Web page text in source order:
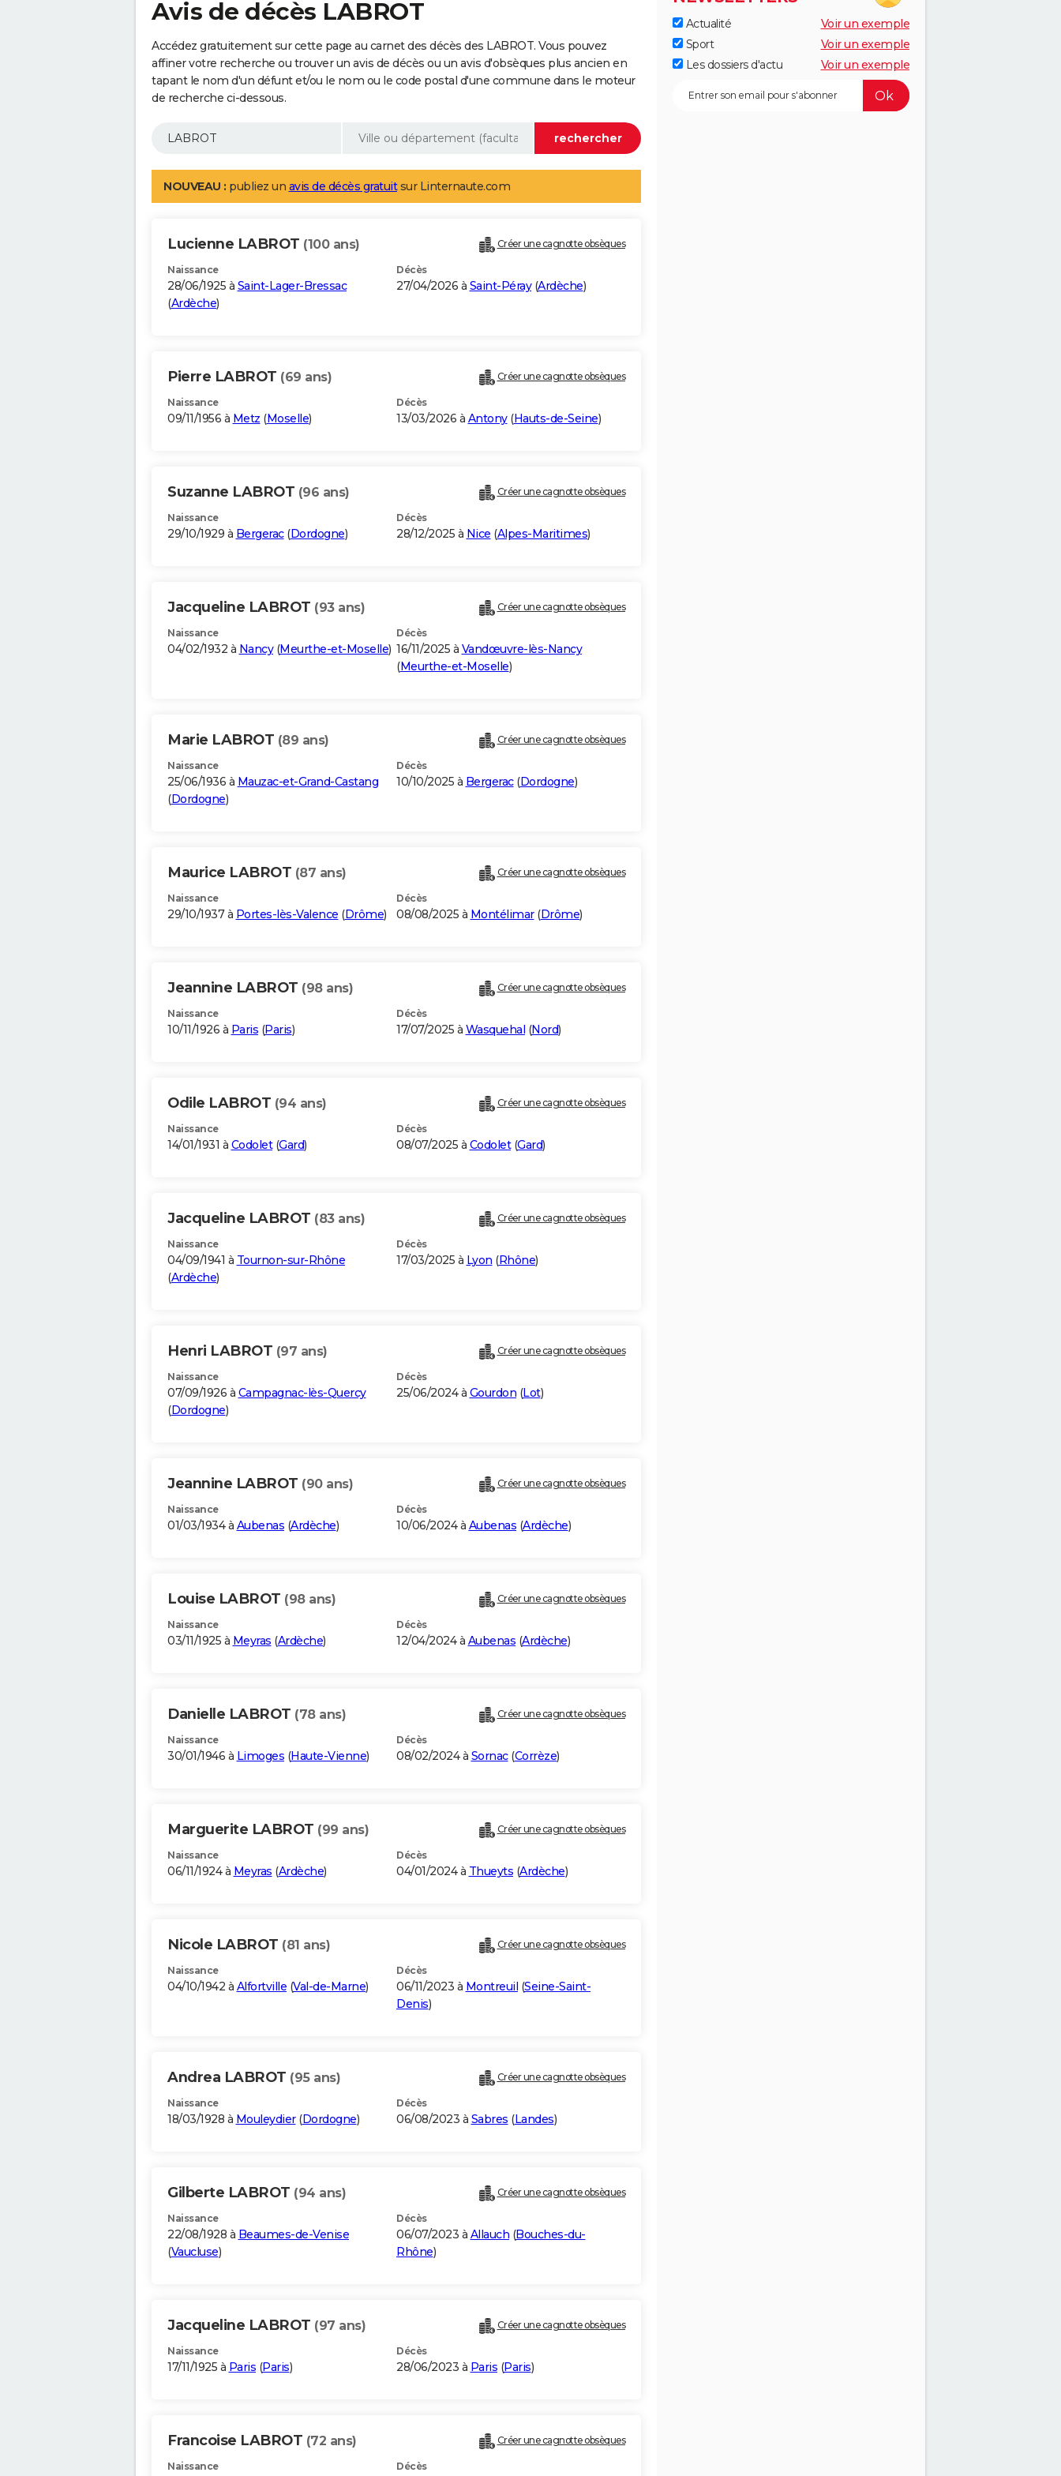
Avis de décès LABROT
Accédez gratuitement sur cette page au carnet des décès des LABROT. Vous pouvez
affiner votre recherche ou trouver un avis de décès ou un avis d'obsèques plus ancien en
tapant le nom d'un défunt et/ou le nom ou le code postal d'une commune dans le moteur
de recherche ci-dessous.
NOUVEAU : publiez un avis de décès gratuitsur Linternaute.com
Lucienne LABROT (100 ans) Créer une cagnotte obsèques
Naissance
28/06/1925 à Saint-Lager-Bressac
(Ardèche)
Décès
27/04/2026 à Saint-Péray(Ardèche)
Pierre LABROT (69 ans) Créer une cagnotte obsèques
Naissance
09/11/1956 à Metz (Moselle)
Décès
13/03/2026 à Antony(Hauts-de-Seine)
Suzanne LABROT (96 ans) Créer une cagnotte obsèques
Naissance
29/10/1929 à Bergerac(Dordogne)
Décès
28/12/2025 à Nice (Alpes-Maritimes)
Jacqueline LABROT (93 ans) Créer une cagnotte obsèques
Naissance
04/02/1932 à Nancy(Meurthe-et-Moselle)
Décès
16/11/2025 à Vandœuvre-lès-Nancy
(Meurthe-et-Moselle)
Marie LABROT (89 ans) Créer une cagnotte obsèques
Naissance
25/06/1936 à Mauzac-et-Grand-Castang
(Dordogne)
Décès
10/10/2025 à Bergerac(Dordogne)
Maurice LABROT (87 ans) Créer une cagnotte obsèques
Naissance
29/10/1937 à Portes-lès-Valence (Drôme)
Décès
08/08/2025 à Montélimar(Drôme)
Jeannine LABROT (98 ans) Créer une cagnotte obsèques
Naissance
10/11/1926 à Paris (Paris)
Décès
17/07/2025 à Wasquehal (Nord)
Odile LABROT (94 ans) Créer une cagnotte obsèques
Naissance
14/01/1931 à Codolet(Gard)
Décès
08/07/2025 à Codolet(Gard)
Jacqueline LABROT (83 ans) Créer une cagnotte obsèques
Naissance
04/09/1941 à Tournon-sur-Rhône
(Ardèche)
Décès
17/03/2025 à Lyon (Rhône)
Henri LABROT (97 ans) Créer une cagnotte obsèques
Naissance
07/09/1926 à Campagnac-lès-Quercy
(Dordogne)
Décès
25/06/2024 à Gourdon (Lot)
Jeannine LABROT (90 ans) Créer une cagnotte obsèques
Naissance
01/03/1934 à Aubenas (Ardèche)
Décès
10/06/2024 à Aubenas (Ardèche)
Louise LABROT (98 ans) Créer une cagnotte obsèques
Naissance
03/11/1925 à Meyras (Ardèche)
Décès
12/04/2024 à Aubenas (Ardèche)
Danielle LABROT (78 ans) Créer une cagnotte obsèques
Naissance
30/01/1946 à Limoges (Haute-Vienne)
Décès
08/02/2024 à Sornac(Corrèze)
Marguerite LABROT (99 ans) Créer une cagnotte obsèques
Naissance
06/11/1924 à Meyras (Ardèche)
Décès
04/01/2024 à Thueyts (Ardèche)
Nicole LABROT (81 ans) Créer une cagnotte obsèques
Naissance
04/10/1942 à Alfortville (Val-de-Marne)
Décès
06/11/2023 à Montreuil (Seine-Saint-
Denis)
Andrea LABROT (95 ans) Créer une cagnotte obsèques
Naissance
18/03/1928 à Mouleydier(Dordogne)
Décès
06/08/2023 à Sabres (Landes)
Gilberte LABROT (94 ans) Créer une cagnotte obsèques
Naissance
22/08/1928 à Beaumes-de-Venise
(Vaucluse)
Décès
06/07/2023 à Allauch (Bouches-du-
Rhône)
Jacqueline LABROT (97 ans) Créer une cagnotte obsèques
Naissance
17/11/1925 à Paris (Paris)
Décès
28/06/2023 à Paris (Paris)
Francoise LABROT (72 ans) Créer une cagnotte obsèques
Naissance Décès
Actualité
Voir un exemple
Sport
Voir un exemple
Les dossiers d'actu
Voir un exemple